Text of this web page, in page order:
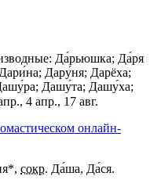
Да́рьюшка; Да́ря
Дару́ня; Дарёха;
Дашу́та; Дашу́ха;
4 апр., 17 авг.
онлайн-
сокр. Да́ша, Да́ся.